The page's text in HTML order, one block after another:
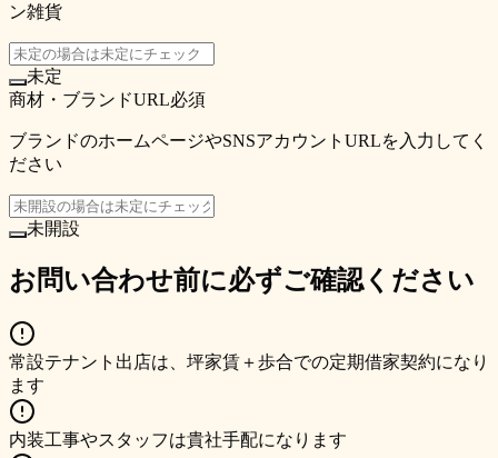
ン雑貨
未定
商材・ブランドURL必須
ブランドのホームページやSNSアカウントURLを入力してく
ださい
未開設
お問い合わせ前に必ずご確認ください
常設テナント出店は、坪家賃＋歩合での定期借家契約になり
ます
内装工事やスタッフは貴社手配になります